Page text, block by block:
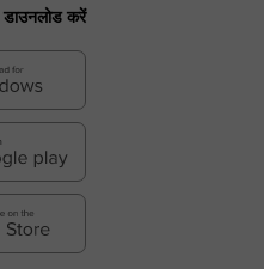
डाउनलोड करें